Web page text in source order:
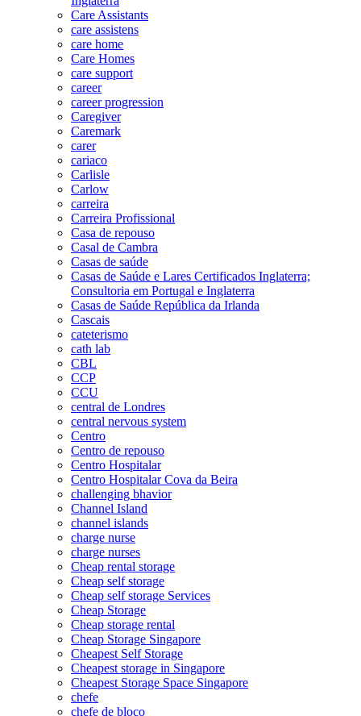
Care Assistants
care assistens
care home
Care Homes
care support
career
career progression
Caregiver
Caremark
carer
cariaco
Carlisle
Carlow
carreira
Carreira Profissional
Casa de repouso
Casal de Cambra
Casas de saúde
Casas de Saúde e Lares Certificados Inglaterra;
Consultoria em Portugal e Inglaterra
Casas de Saúde República da Irlanda
Cascais
cateterismo
cath lab
CBL
CCP
CCU
central de Londres
central nervous system
Centro
Centro de repouso
Centro Hospitalar
Centro Hospitalar Cova da Beira
challenging bhavior
Channel Island
channel islands
charge nurse
charge nurses
Cheap rental storage
Cheap self storage
Cheap self storage Services
Cheap Storage
Cheap storage rental
Cheap Storage Singapore
Cheapest Self Storage
Cheapest storage in Singapore
Cheapest Storage Space Singapore
chefe
chefe de bloco